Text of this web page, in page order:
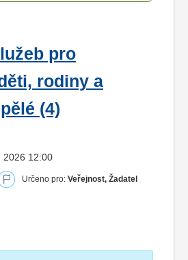
pro
rodiny a
(4)
2026 12:00
Určeno pro: Veřejnost, Žadatel